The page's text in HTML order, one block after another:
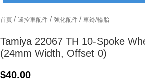
首頁 / 遙控車配件 / 強化配件 / 車鈴/輪胎
Tamiya 22067 TH 10-Spoke
(24mm Width, Offset 0)
$40.00